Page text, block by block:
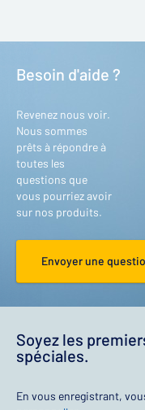
Besoin d'aide ?
Revenez nous voir.
Nous sommes
prêts à répondre à
toutes les
questions que
vous pourriez avoir
sur nos produits.
Envoyer une
Soyez les
spéciales.
En vous enregistrant,